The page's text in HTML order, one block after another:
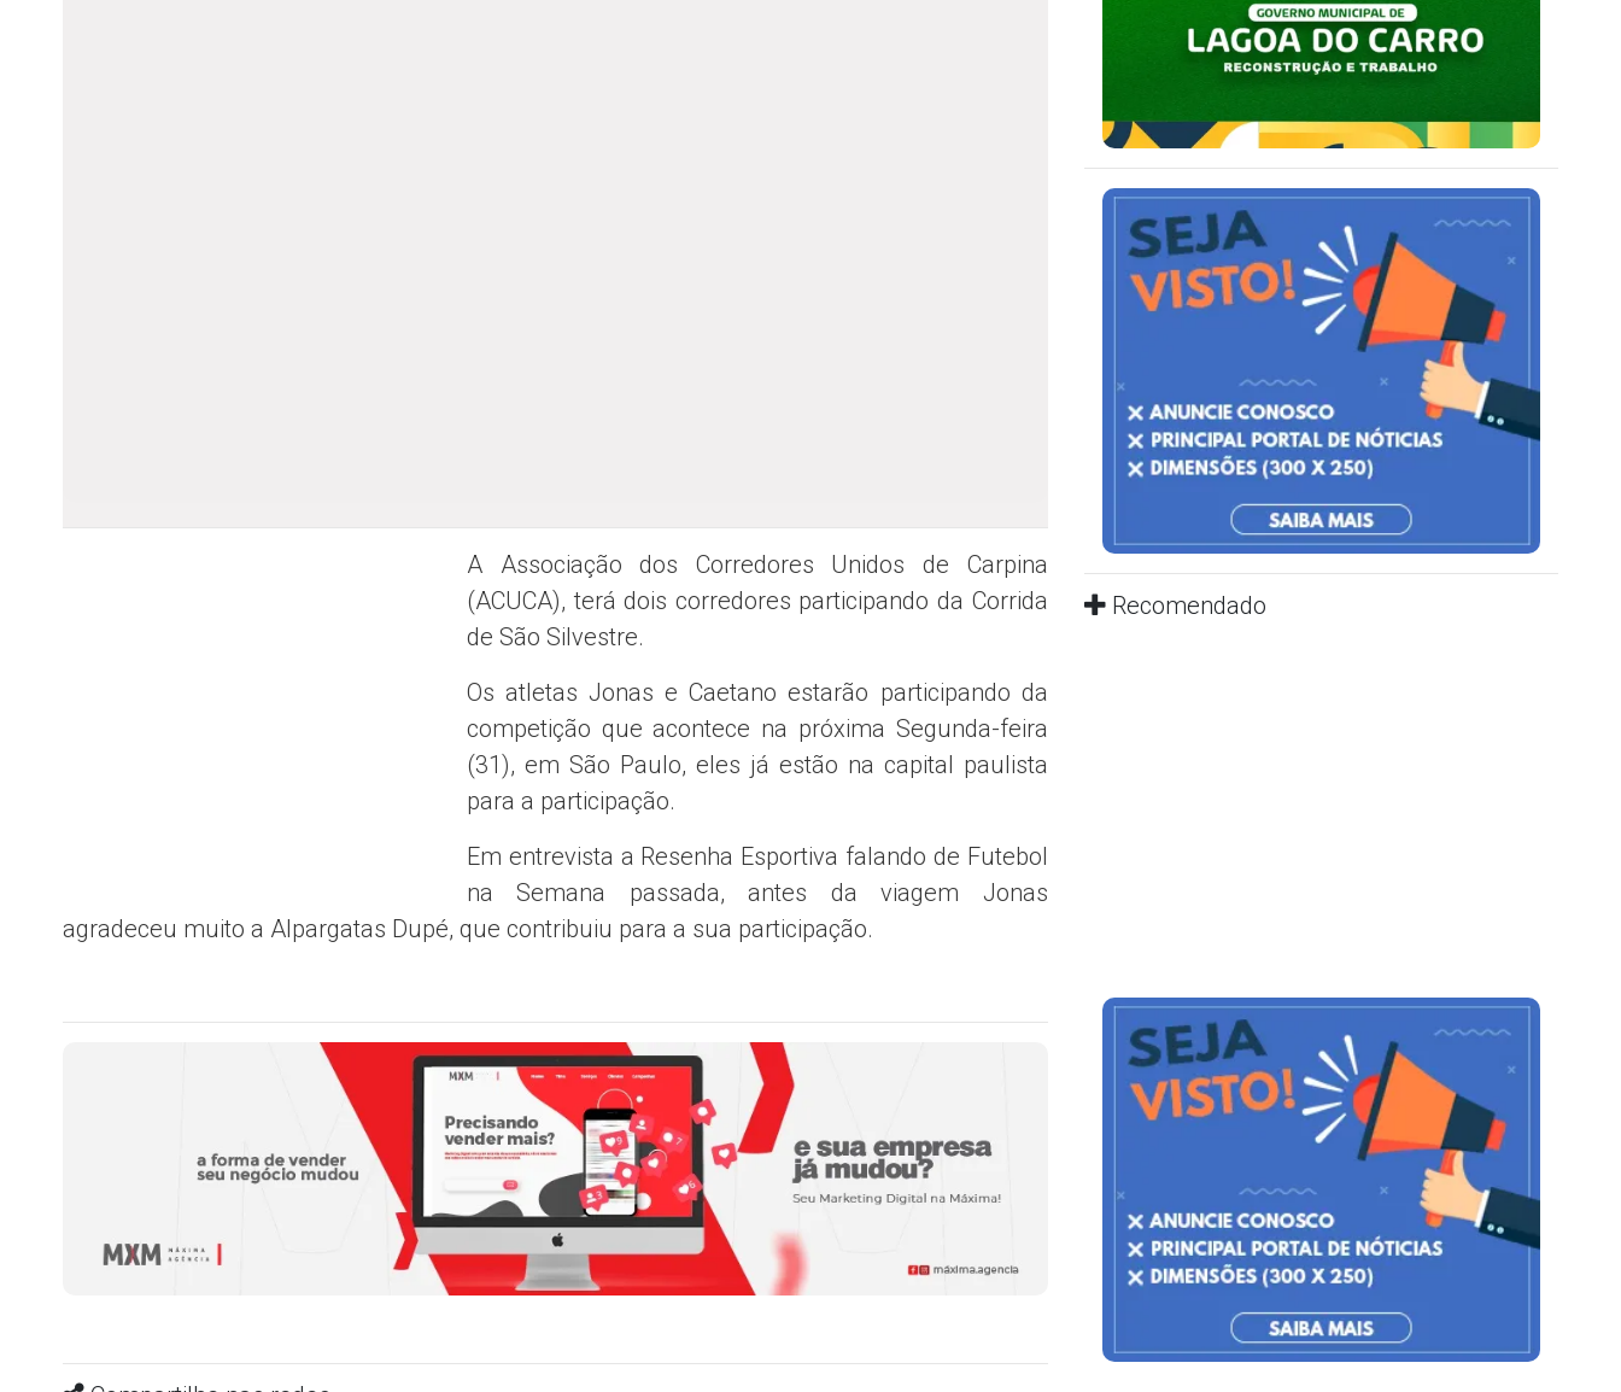
A Associação dos Corredores Unidos de Carpina
(ACUCA), terá dois corredores participando da Corrida
de São Silvestre.
Os atletas Jonas e Caetano estarão participando da
competição que acontece na próxima Segunda-feira
(31), em São Paulo, eles já estão na capital paulista
para a participação.
Em entrevista a Resenha Esportiva falando de Futebol
na Semana passada, antes da viagem Jonas
agradeceu muito a Alpargatas Dupé, que contribuiu para a sua participação.
Recomendado